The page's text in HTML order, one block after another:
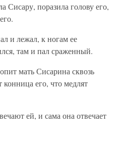
Сисару, поразила голову его,
и лежал, к ногам ее
там и пал сраженный.
мать Сисарина сквозь
конница его, что медлят
ей, и сама она отвечает